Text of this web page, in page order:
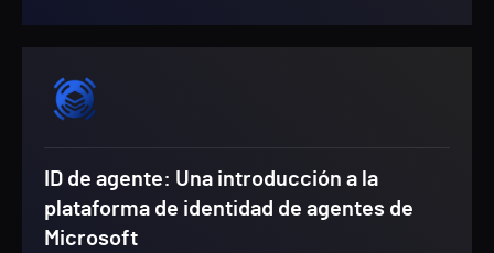
ID de agente: Una introducción a la
plataforma de identidad de agentes de
Microsoft